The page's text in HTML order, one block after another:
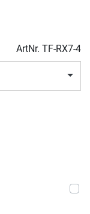
ArtNr. TF-RX7-4